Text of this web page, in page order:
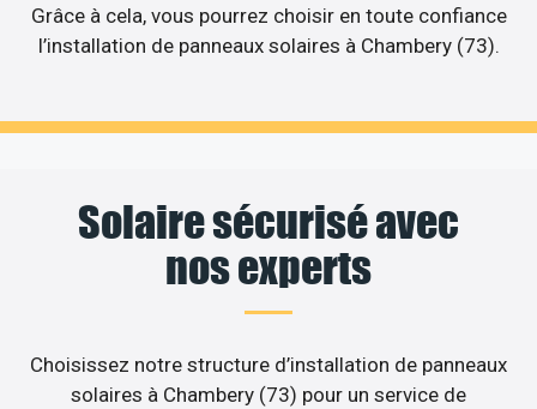
Grâce à cela, vous pourrez choisir en toute confiance
l’installation de panneaux solaires à Chambery (73).
Solaire sécurisé avec
nos experts
Choisissez notre structure d’installation de panneaux
solaires à Chambery (73) pour un service de